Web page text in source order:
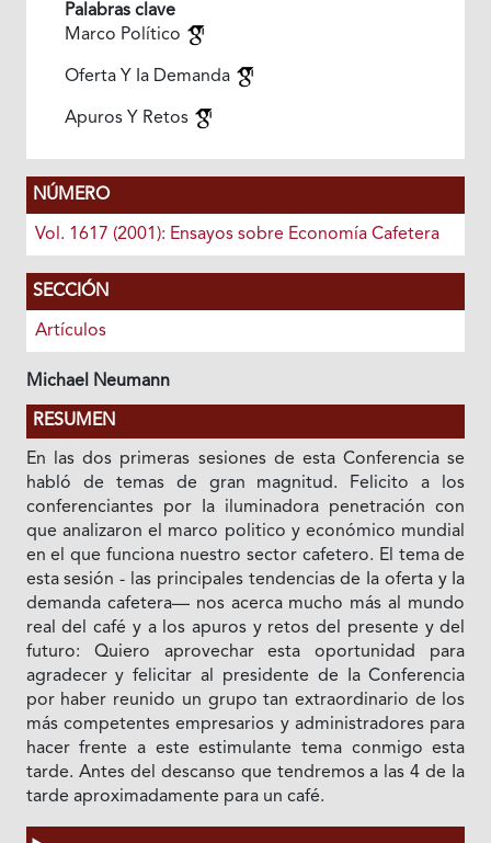
Palabras clave
Marco Político
Oferta Y Ia Demanda
Apuros Y Retos
NÚMERO
Vol. 1617 (2001): Ensayos sobre Economía Cafetera
SECCIÓN
Artículos
Michael Neumann
RESUMEN
En las dos primeras sesiones de esta Conferencia se
habló de temas de gran magnitud. Felicito a los
conferenciantes por Ia iluminadora penetración con
que analizaron el marco politico y económico mundial
en el que funciona nuestro sector cafetero. El tema de
esta sesión - las principales tendencias de Ia oferta y Ia
demanda cafetera— nos acerca mucho más al mundo
real del café y a los apuros y retos del presente y del
futuro: Quiero aprovechar esta oportunidad para
agradecer y felicitar al presidente de Ia Conferencia
por haber reunido un grupo tan extraordinario de los
más competentes empresarios y administradores para
hacer frente a este estimulante tema conmigo esta
tarde. Antes del descanso que tendremos a las 4 de Ia
tarde aproximadamente para un café.